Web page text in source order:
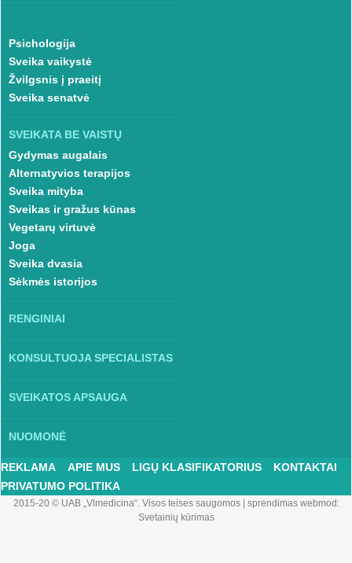
Psichologija
Sveika vaikystė
Žvilgsnis į praeitį
Sveika senatvė
SVEIKATA BE VAISTŲ
Gydymas augalais
Alternatyvios terapijos
Sveika mityba
Sveikas ir gražus kūnas
Vegetarų virtuvė
Joga
Sveika dvasia
Sėkmės istorijos
RENGINIAI
KONSULTUOJA SPECIALISTAS
SVEIKATOS APSAUGA
NUOMONĖ
REKLAMA APIE MUS LIGŲ KLASIFIKATORIUS
KONTAKTAI
PRIVATUMO POLITIKA
2015-20 © UAB „Vlmedicina“. Visos teises saugomos| sprendimas webmod:
Svetainių kūrimas